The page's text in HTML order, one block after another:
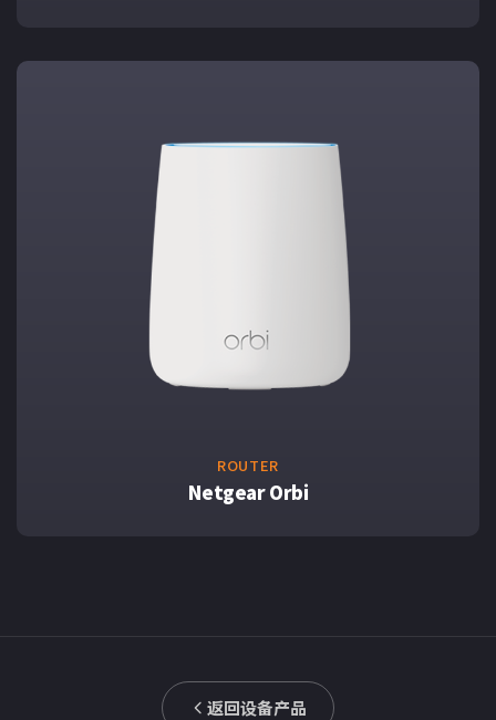
ROUTER
Netgear Orbi
返回设备产品